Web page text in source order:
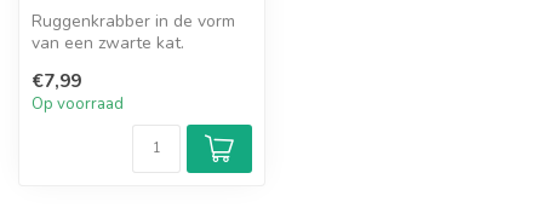
Ruggenkrabber in de vorm
van een zwarte kat.
€7,99
Op voorraad